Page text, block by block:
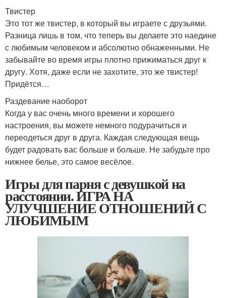
Твистер
Это тот же твистер, в который вы играете с друзьями.
Разница лишь в том, что теперь вы делаете это наедине
с любимым человеком и абсолютно обнаженными. Не
забывайте во время игры плотно прижиматься друг к
другу. Хотя, даже если не захотите, это же твистер!
Придётся…
Раздевание наоборот
Когда у вас очень много времени и хорошего
настроения, вы можете немного подурачиться и
переодеться друг в друга. Каждая следующая вещь
будет радовать вас больше и больше. Не забудьте про
нижнее белье, это самое весёлое.
Игры для парня с девушкой на
расстоянии. ИГРА НА
УЛУЧШЕНИЕ ОТНОШЕНИЙ С
ЛЮБИМЫМ